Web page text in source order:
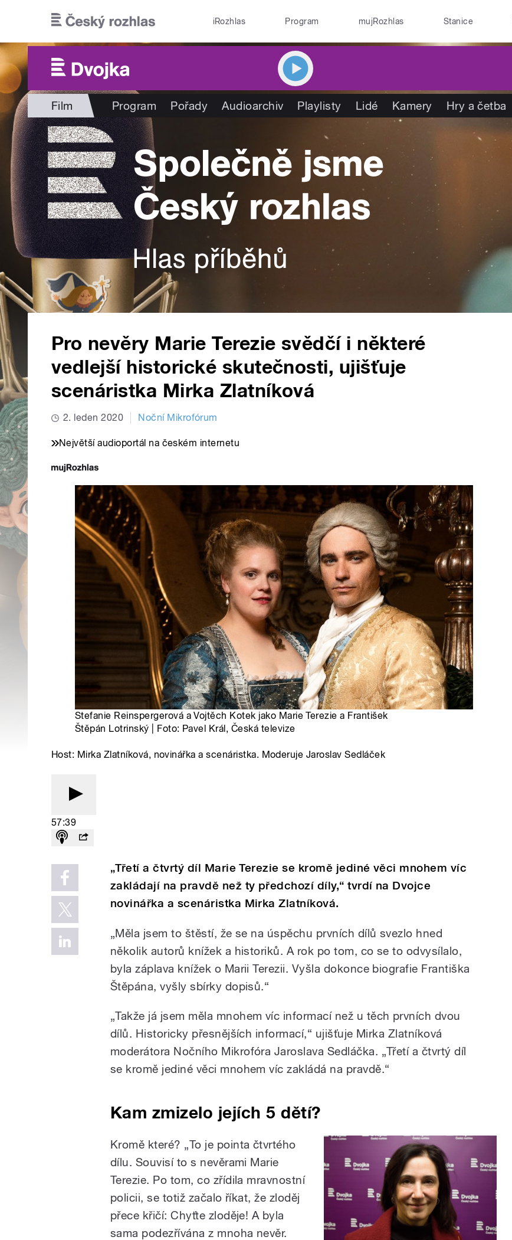
iRozhlas Program mujRozhlas Stanice
Film Program Pořady Audioarchiv Playlisty Lidé Kamery Hry a četba
Pro nevěry Marie Terezie svědčí i některé
vedlejší historické skutečnosti, ujišťuje
scenáristka Mirka Zlatníková
2. leden 2020 Noční Mikrofórum
Největší audioportál na českém internetu
Stefanie Reinspergerová a Vojtěch Kotek jako Marie Terezie a František
Štěpán Lotrinský | Foto: Pavel Král, Česká televize
Host: Mirka Zlatníková, novinářka a scenáristka. Moderuje Jaroslav Sedláček
57:39
„Třetí a čtvrtý díl Marie Terezie se kromě jediné věci mnohem víc
zakládají na pravdě než ty předchozí díly,“ tvrdí na Dvojce
novinářka a scenáristka Mirka Zlatníková.
„Měla jsem to štěstí, že se na úspěchu prvních dílů svezlo hned
několik autorů knížek a historiků. A rok po tom, co se to odvysílalo,
byla záplava knížek o Marii Terezii. Vyšla dokonce biografie Františka
Štěpána, vyšly sbírky dopisů.“
„Takže já jsem měla mnohem víc informací než u těch prvních dvou
dílů. Historicky přesnějších informací,“ ujišťuje Mirka Zlatníková
moderátora Nočního Mikrofóra Jaroslava Sedláčka. „Třetí a čtvrtý díl
se kromě jediné věci mnohem víc zakládá na pravdě.“
Kam zmizelo jejích 5 dětí?
Kromě které? „To je pointa čtvrtého
dílu. Souvisí to s nevěrami Marie
Terezie. Po tom, co zřídila mravnostní
policii, se totiž začalo říkat, že zloděj
přece křičí: Chyťte zloděje! A byla
sama podezřívána z mnoha nevěr.